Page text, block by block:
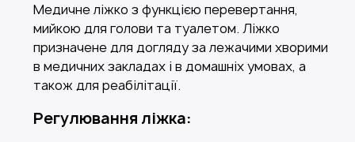
Медичне ліжко з функцією перевертання,
мийкою для голови та туалетом. Ліжко
призначене для догляду за лежачими хворими
в медичних закладах і в домашніх умовах, а
також для реабілітації.
Регулювання ліжка: